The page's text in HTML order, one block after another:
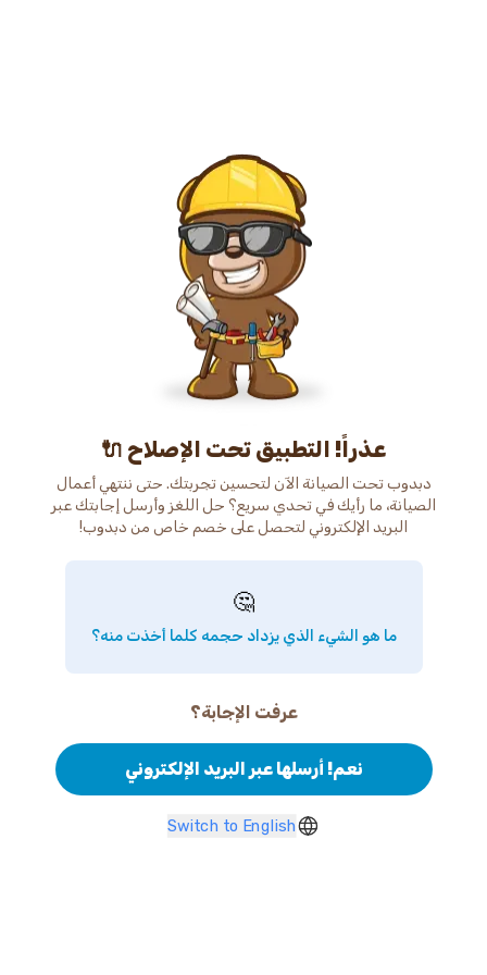
عذراً! التطبيق تحت الإصلاح 🔌
دبدوب تحت الصيانة الآن لتحسين تجربتك. حتى ننتهي أعمال
الصيانة، ما رأيك في تحدي سريع؟ حل اللغز وأرسل إجابتك عبر
البريد الإلكتروني لتحصل على خصم خاص من دبدوب!
🤔
ما هو الشيء الذي يزداد حجمه كلما أخذت منه؟
عرفت الإجابة؟
نعم! أرسلها عبر البريد الإلكتروني
Switch to English